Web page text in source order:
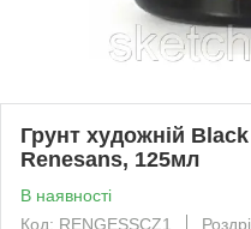
Грунт художній
Renesans, 125мл
В наявності
Код: RENGESSCZ1